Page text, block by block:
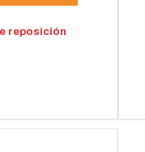
reposición